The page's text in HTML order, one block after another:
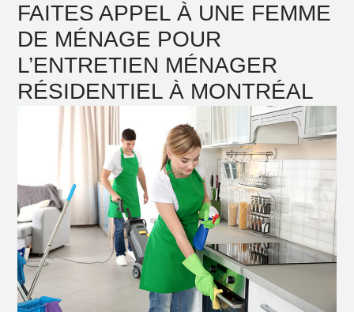
FAITES APPEL À UNE FEMME
DE MÉNAGE POUR
L’ENTRETIEN MÉNAGER
RÉSIDENTIEL À MONTRÉAL